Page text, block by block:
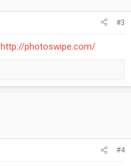
#3
http://photoswipe.com/
#4